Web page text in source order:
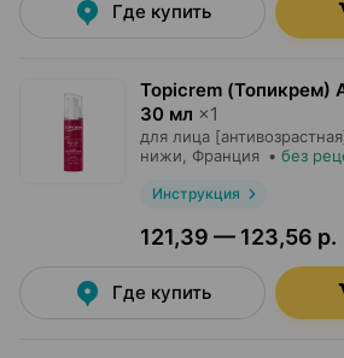
Где купить
Topicrem (Топикрем)
30 мл ×1
для лица
нижи , Франция • без
Инструкция
121,39 — 123,56 р.
Где купить